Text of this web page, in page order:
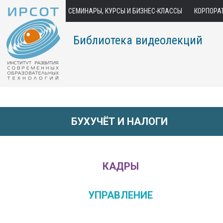
СЕМИНАРЫ, КУРСЫ И БИЗНЕС-КЛАССЫ
Библиотека видеолекций
БУХУЧЁТ И НАЛОГИ
КАДРЫ
УПРАВЛЕНИЕ